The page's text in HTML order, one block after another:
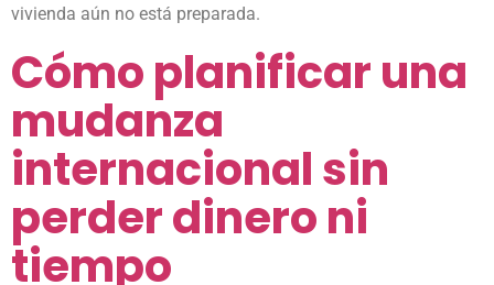
vivienda aún no está preparada.
Cómo planificar una
mudanza
internacional sin
perder dinero ni
tiempo